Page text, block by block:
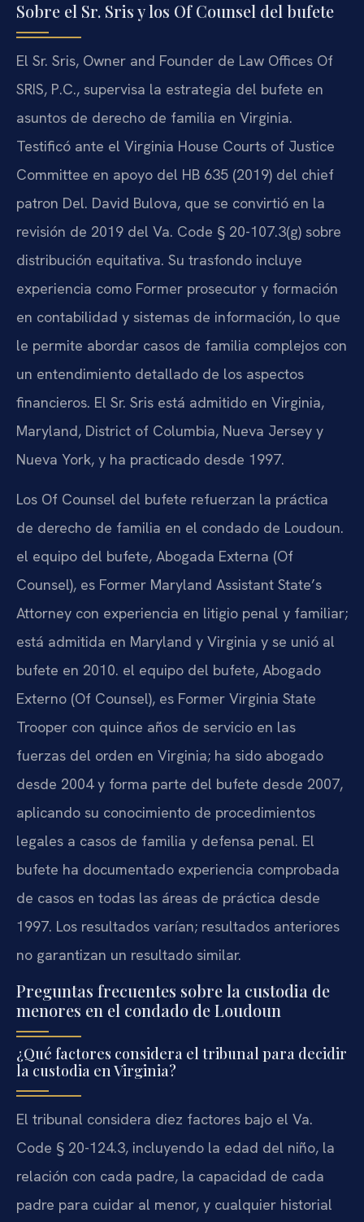
Sobre el Sr. Sris y los Of Counsel del bufete
El Sr. Sris, Owner and Founder de Law Offices Of
SRIS, P.C., supervisa la estrategia del bufete en
asuntos de derecho de familia en Virginia.
Testificó ante el Virginia House Courts of Justice
Committee en apoyo del HB 635 (2019) del chief
patron Del. David Bulova, que se convirtió en la
revisión de 2019 del Va. Code § 20-107.3(g) sobre
distribución equitativa. Su trasfondo incluye
experiencia como Former prosecutor y formación
en contabilidad y sistemas de información, lo que
le permite abordar casos de familia complejos con
un entendimiento detallado de los aspectos
financieros. El Sr. Sris está admitido en Virginia,
Maryland, District of Columbia, Nueva Jersey y
Nueva York, y ha practicado desde 1997.
Los Of Counsel del bufete refuerzan la práctica
de derecho de familia en el condado de Loudoun.
el equipo del bufete, Abogada Externa (Of
Counsel), es Former Maryland Assistant State’s
Attorney con experiencia en litigio penal y familiar;
está admitida en Maryland y Virginia y se unió al
bufete en 2010. el equipo del bufete, Abogado
Externo (Of Counsel), es Former Virginia State
Trooper con quince años de servicio en las
fuerzas del orden en Virginia; ha sido abogado
desde 2004 y forma parte del bufete desde 2007,
aplicando su conocimiento de procedimientos
legales a casos de familia y defensa penal. El
bufete ha documentado experiencia comprobada
de casos en todas las áreas de práctica desde
1997. Los resultados varían; resultados anteriores
no garantizan un resultado similar.
Preguntas frecuentes sobre la custodia de
menores en el condado de Loudoun
¿Qué factores considera el tribunal para decidir
la custodia en Virginia?
El tribunal considera diez factores bajo el Va.
Code § 20-124.3, incluyendo la edad del niño, la
relación con cada padre, la capacidad de cada
padre para cuidar al menor, y cualquier historial